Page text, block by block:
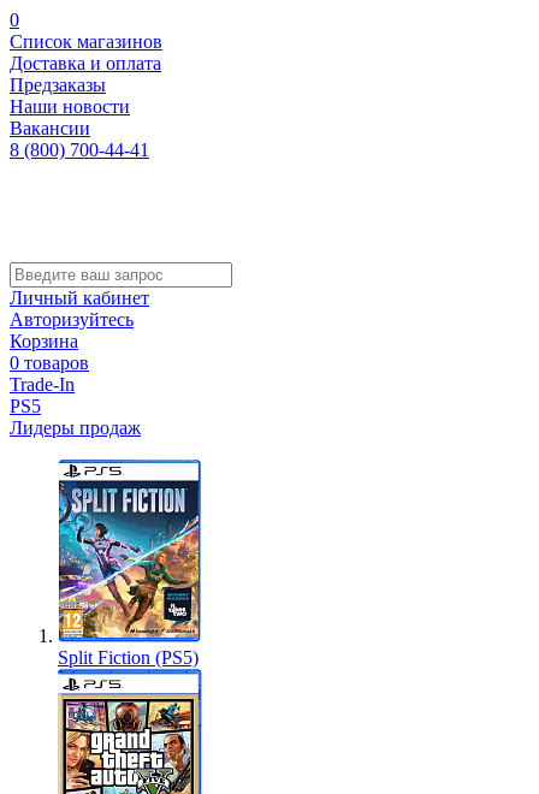
0
Список магазинов
Доставка и оплата
Предзаказы
Наши новости
Вакансии
8 (800) 700-44-41
Личный кабинет
Авторизуйтесь
Корзина
0 товаров
Trade-In
PS5
Лидеры продаж
Split Fiction (PS5)